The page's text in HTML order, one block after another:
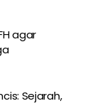
agar
Sejarah,